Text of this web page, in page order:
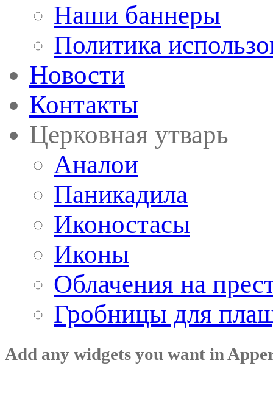
Наши баннеры
Политика
Новости
Контакты
Церковная утварь
Аналои
Паникадила
Иконостасы
Иконы
Облачения на
Гробницы для
Add any widgets you want in